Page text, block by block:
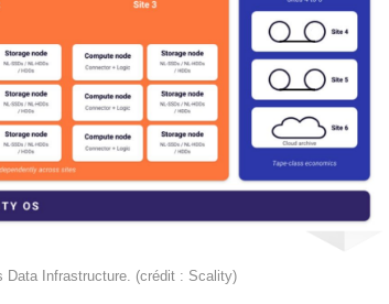
Data Infrastructure. (crédit : Scality)